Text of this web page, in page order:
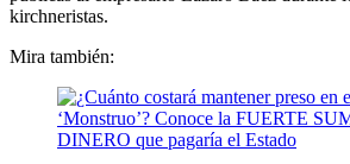
kirchneristas.
Mira también: